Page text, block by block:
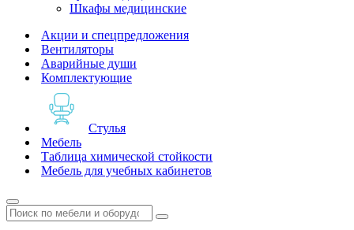
Шкафы медицинские
Акции и спецпредложения
Вентиляторы
Аварийные души
Комплектующие
Стулья
Мебель
Таблица химической стойкости
Мебель для учебных кабинетов